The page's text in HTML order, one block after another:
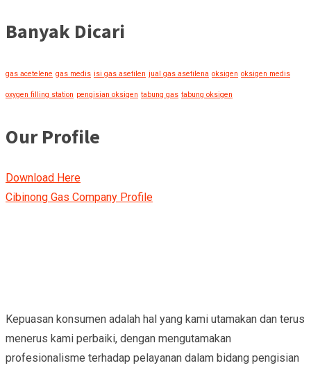
Banyak Dicari
gas acetelene gas medis isi gas asetilen jual gas asetilena oksigen oksigen medis
oxygen filling station pengisian oksigen tabung gas tabung oksigen
Our Profile
Download Here
Cibinong Gas Company Profile
Kepuasan konsumen adalah hal yang kami utamakan dan terus
menerus kami perbaiki, dengan mengutamakan
profesionalisme terhadap pelayanan dalam bidang pengisian